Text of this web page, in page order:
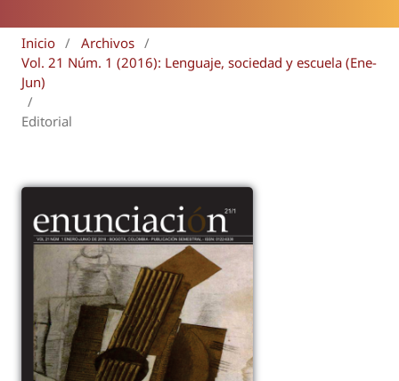
Inicio / Archivos /
Vol. 21 Núm. 1 (2016): Lenguaje, sociedad y escuela (Ene-
Jun)
/
Editorial